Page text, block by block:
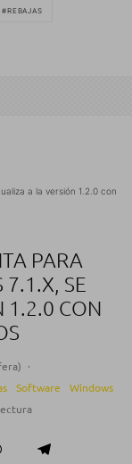
REBAJAS
a la versión 1.2.0 con
PARA
7.1.X, SE
1.2.0 CON
·
Software
Windows